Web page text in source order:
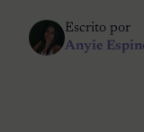
Escrito por
Anyie